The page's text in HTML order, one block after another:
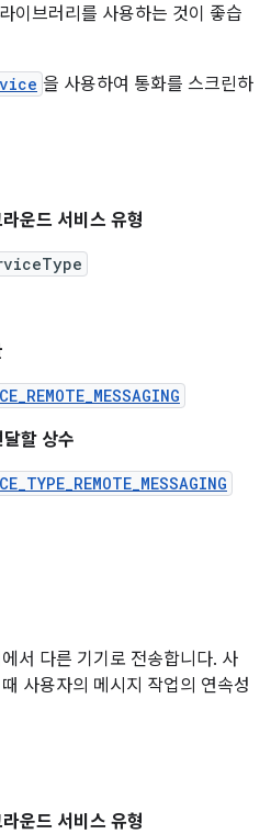
라이브러리를 사용하는 것이 좋습
을 사용하여 통화를 스크린하
운드 서비스 유형
달할 상수
서 다른 기기로 전송합니다. 사
사용자의 메시지 작업의 연속성
운드 서비스 유형